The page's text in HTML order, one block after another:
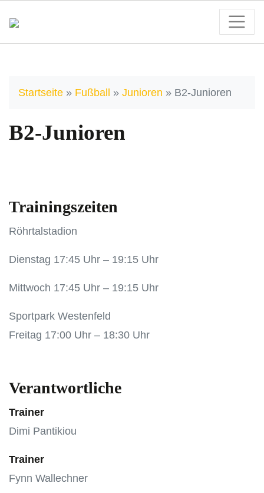
Startseite » Fußball » Junioren » B2-Junioren
B2-Junioren
Trainingszeiten
Röhrtalstadion
Dienstag 17:45 Uhr – 19:15 Uhr
Mittwoch 17:45 Uhr – 19:15 Uhr
Sportpark Westenfeld
Freitag 17:00 Uhr – 18:30 Uhr
Verantwortliche
Trainer
Dimi Pantikiou
Trainer
Fynn Wallechner